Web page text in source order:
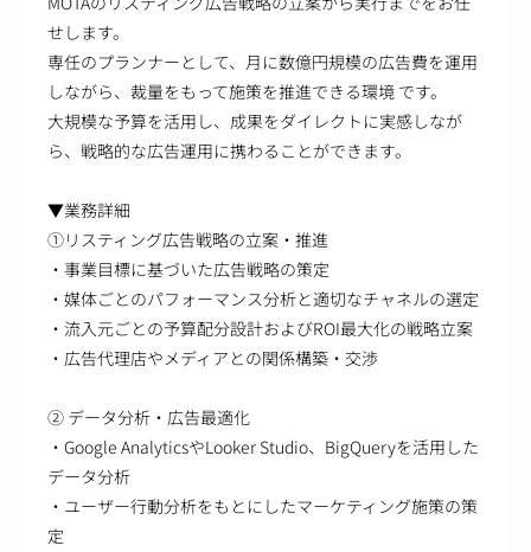
せします。
専任のプランナーとして、月に数億円規模の広告費を運用
しながら、裁量をもって施策を推進できる環境 です。
大規模な予算を活用し、成果をダイレクトに実感しなが
ら、戦略的な広告運用に携わることができます。
▼業務詳細
①リスティング広告戦略の立案・推進
・事業目標に基づいた広告戦略の策定
・媒体ごとのパフォーマンス分析と適切なチャネルの選定
・流入元ごとの予算配分設計およびROI最大化の戦略立案
・広告代理店やメディアとの関係構築・交渉
② データ分析・広告最適化
・Google AnalyticsやLooker Studio、BigQueryを活用した
データ分析
・ユーザー行動分析をもとにしたマーケティング施策の策
定